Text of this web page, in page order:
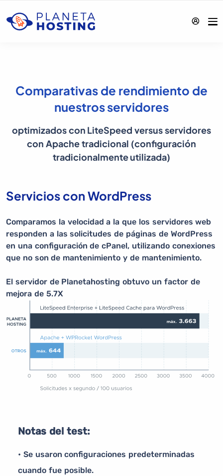
Comparativas de rendimiento de
nuestros servidores
optimizados con LiteSpeed versus servidores
con Apache tradicional (configuración
tradicionalmente utilizada)
Servicios con WordPress
Comparamos la velocidad a la que los servidores web
responden a las solicitudes de páginas de WordPress
en una configuración de cPanel, utilizando conexiones
que no son de mantenimiento y de mantenimiento.
El servidor de Planetahosting obtuvo un factor de
mejora de 5.7X
Notas del test:
• Se usaron configuraciones predeterminadas
cuando fue posible.